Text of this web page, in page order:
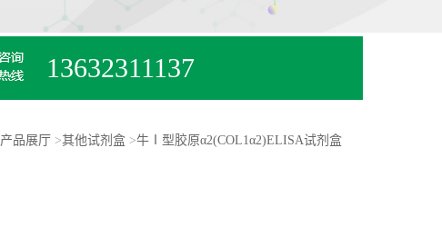
13632311137
产品展厅 >其他试剂盒>牛Ⅰ型胶原α2(COL1α2)ELISA试剂盒